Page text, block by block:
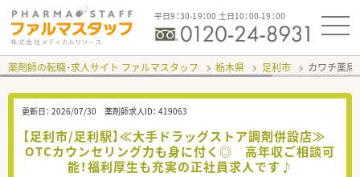
平日9：30-19：00 土日10：00-19：00
薬剤師の転職・求人サイト ファルマスタッフ 栃木県 足利市 カワチ薬
更新日： 2026/07/30 薬剤師求人ID： 419063
【足利市/足利駅】≪大手ドラッグストア調剤併設店≫
OTCカウンセリング力も身に付く◎ 高年収ご相談可
能！福利厚生も充実の正社員求人です♪